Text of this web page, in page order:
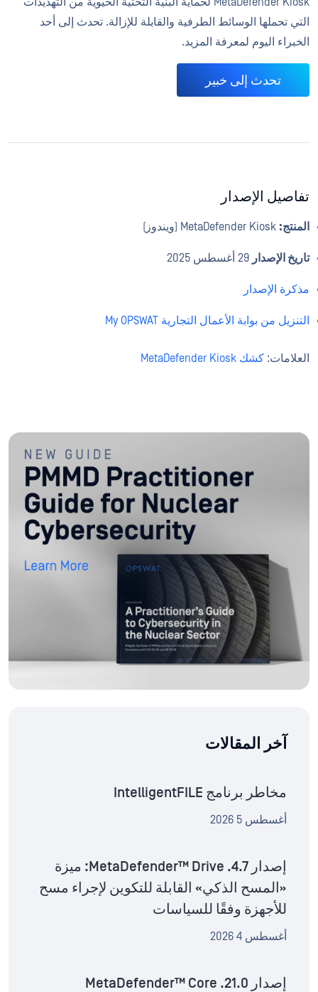
التي تحملها الوسائط الطرفية والقابلة للإزالة. تحدث إلى أحد
الخبراء اليوم لمعرفة المزيد.
تحدث إلى خبير
تفاصيل الإصدار
المنتج:
تاريخ الإصدار
مذكرة الإصدار
التنزيل من بوابة الأعمال التجارية My OPSWAT
العلامات: كشك MetaDefender Kiosk
آخر المقالات
مخاطر برنامج IntelligentFILE
أغسطس 5 2026
إصدار MetaDefender™ Drive .4.7: ميزة
«المسح الذكي» القابلة للتكوين لإجراء مسح
للأجهزة وفقًا للسياسات
أغسطس 4 2026
إصدار MetaDefender™ Core .21.0